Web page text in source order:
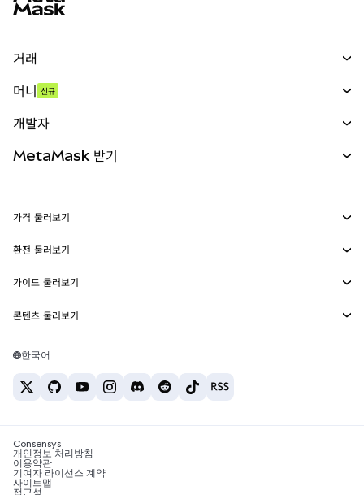
거래
무기한 선물
실물자산
머니 신규
개발자
MetaMask Connect
Snaps
웹3 서비스
MetaMask 받기
보안
고객 지원
채용
가격 둘러보기
이더리움 가격
솔라나 가격
테더 가격
환전 둘러보기
ETH를 USD로 환전
USDT를 INR로 환전
BTC를 INR로 환전
ETH를 USDT로 환전
가이드 둘러보기
ETH 매수
USDT 매수
SHIB 매수
BNB 매수
콘텐츠 둘러보기
솔라나 지갑
암호화폐 세금 뉴스
암호화폐 매수 방법
한국어
Consensys
개인정보 처리방침
이용약관
기여자 라이선스 계약
사이트맵
접근성